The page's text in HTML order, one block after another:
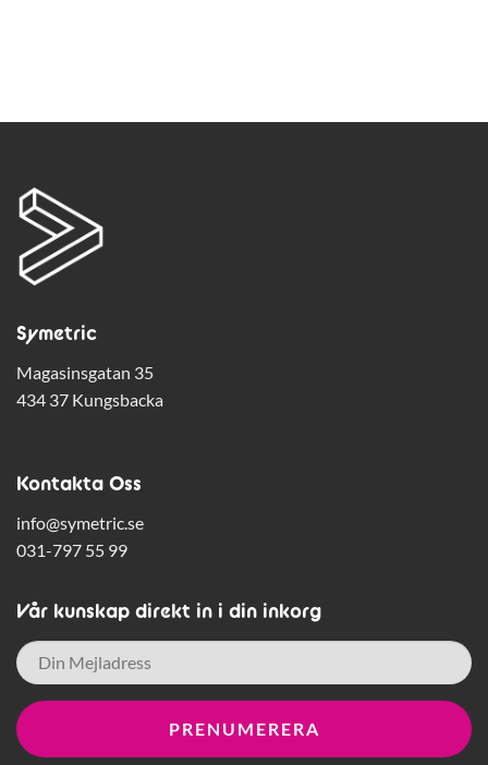
Symetric
Magasinsgatan 35
434 37 Kungsbacka
Kontakta Oss
info@symetric.se
031-797 55 99
Vår kunskap direkt in i din inkorg
E-
post *